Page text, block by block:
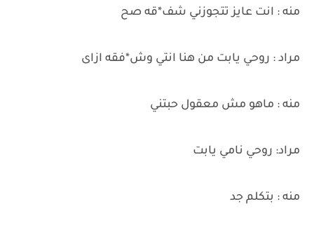
منه : انت عايز تتجوزني شف*قه صح
مراد : روحي يابت من هنا انتي وش*فقه ازاى
منه : ماهو مش معقول حبتني
مراد: روحي نامي يابت
منه : بتكلم جد